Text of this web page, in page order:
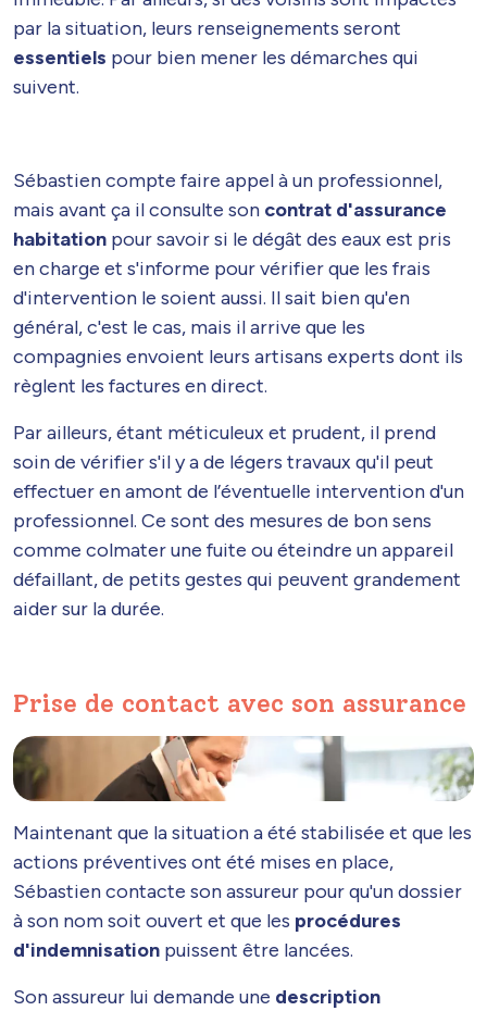
par la situation, leurs renseignements seront
essentiels pour bien mener les démarches qui
suivent.
Sébastien compte faire appel à un professionnel,
mais avant ça il consulte son contrat d'assurance
habitation pour savoir si le dégât des eaux est pris
en charge et s'informe pour vérifier que les frais
d'intervention le soient aussi. Il sait bien qu'en
général, c'est le cas, mais il arrive que les
compagnies envoient leurs artisans experts dont ils
règlent les factures en direct.
Par ailleurs, étant méticuleux et prudent, il prend
soin de vérifier s'il y a de légers travaux qu'il peut
effectuer en amont de l’éventuelle intervention d'un
professionnel. Ce sont des mesures de bon sens
comme colmater une fuite ou éteindre un appareil
défaillant, de petits gestes qui peuvent grandement
aider sur la durée.
Prise de contact avec son assurance
Maintenant que la situation a été stabilisée et que les
actions préventives ont été mises en place,
Sébastien contacte son assureur pour qu'un dossier
à son nom soit ouvert et que les procédures
d'indemnisation puissent être lancées.
Son assureur lui demande une description